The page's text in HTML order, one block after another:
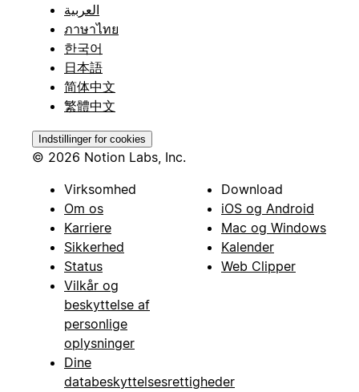
العربية
ภาษาไทย
한국어
日本語
简体中文
繁體中文
Indstillinger for cookies
© 2026 Notion Labs, Inc.
Virksomhed
Om os
Karriere
Sikkerhed
Status
Vilkår og
beskyttelse af
personlige
oplysninger
Dine
databeskyttelsesrettigheder
Download
iOS og Android
Mac og Windows
Kalender
Web Clipper